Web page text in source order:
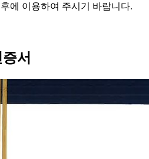
에 이용하여 주시기 바랍니다.
서